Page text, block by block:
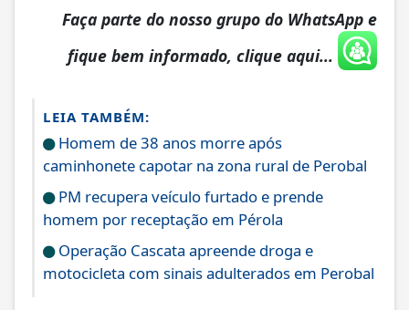
Faça parte do nosso grupo do WhatsApp e
fique bem informado, clique aqui...
LEIA TAMBÉM:
Homem de 38 anos morre após
caminhonete capotar na zona rural de Perobal
PM recupera veículo furtado e prende
homem por receptação em Pérola
Operação Cascata apreende droga e
motocicleta com sinais adulterados em Perobal